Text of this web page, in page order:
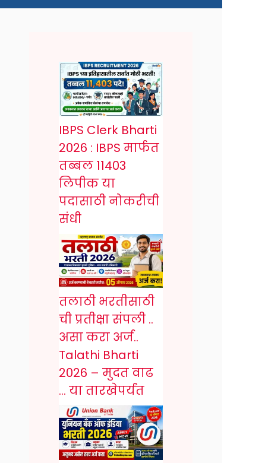
IBPS Clerk Bharti
2026 : IBPS मार्फत
तब्बल 11403
लिपीक या
पदासाठी नोकरीची
संधी
तलाठी भरतीसाठी
ची प्रतीक्षा संपली ..
असा करा अर्ज..
Talathi Bharti
2026 – मुदत वाढ
… या तारखेपर्यंत